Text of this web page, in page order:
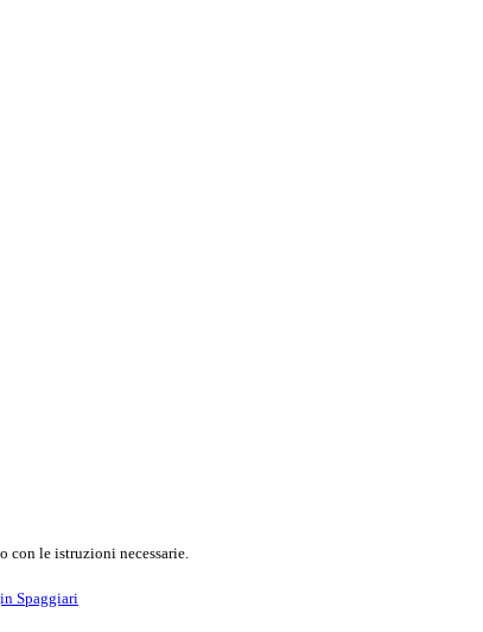
con le istruzioni necessarie.
Spaggiari